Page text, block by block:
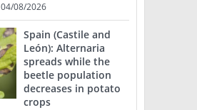
04/08/2026
Spain (Castile and
León): Alternaria
spreads while the
beetle population
decreases in potato
crops